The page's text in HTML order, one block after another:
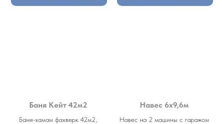
Баня Кейт 42м2
Баня-хамам фахверк 42м2,
Навес 6х9,6м
Навес на 2 машины с гаражом